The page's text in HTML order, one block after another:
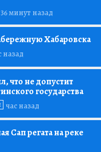
36 минут назад
Хабаровска
назад
что не допустит
государства
час назад
Сап регата на реке